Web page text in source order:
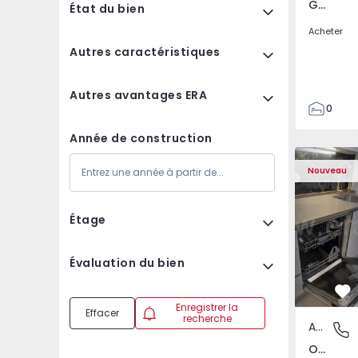
État du bien
Autres caractéristiques
Autres avantages ERA
Année de construction
Étage
Évaluation du bien
Effacer
Enregistrer la
recherche
Gandra, Porto
Acheter
0
3
Nouveau
Appartement T2
Appartement
Odivelas, Lisboa